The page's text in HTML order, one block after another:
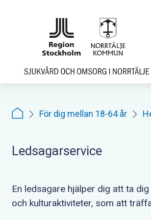
För dig mellan 18-64 år
Ledsagarservice
En ledsagare hjälper dig att ta
och kulturaktiviteter, som att